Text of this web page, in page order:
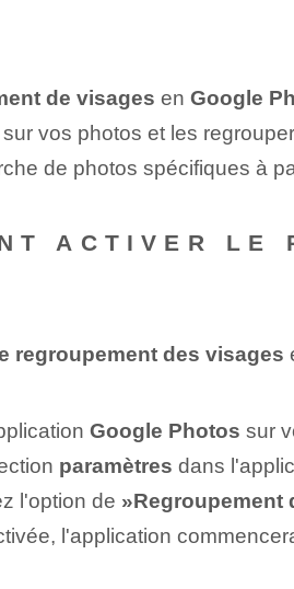
de visages en Google
vos photos et les
de photos spécifiques ⁤à
ACTIVER LE
regroupement des visages
Google Photos sur
paramètres dans
l'option de »Regroupement
l'application